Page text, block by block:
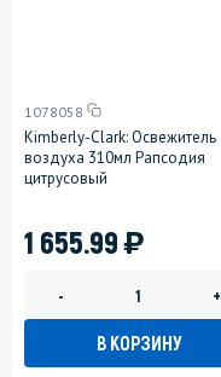
1078058
Kimberly-Clark: Освежитель
воздуха 310мл Рапсодия
цитрусовый
1 655.99)
- +
В КОРЗИНУ